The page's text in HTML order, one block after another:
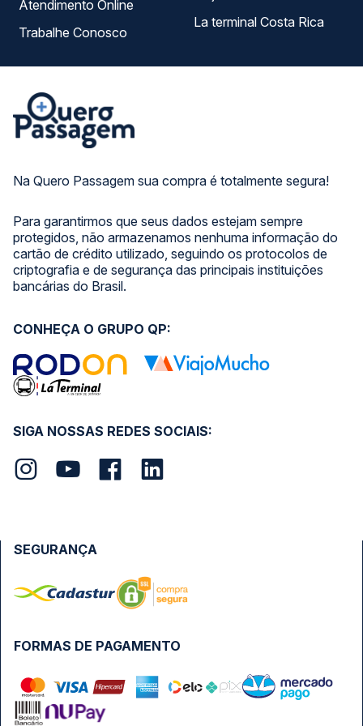
Na Quero Passagem sua compra é totalmente segura!
Para garantirmos que seus dados estejam sempre
protegidos, não armazenamos nenhuma informação do
cartão de crédito utilizado, seguindo os protocolos de
criptografia e de segurança das principais instituições
bancárias do Brasil.
Atendimento Online
Trabalhe Conosco
La terminal Costa Rica
SIGA NOSSAS REDES SOCIAIS:
CONHEÇA O GRUPO QP:
FORMAS DE PAGAMENTO
SEGURANÇA